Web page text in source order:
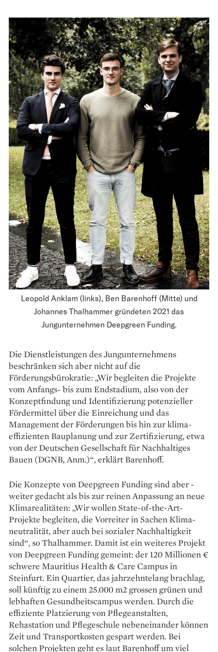
Leopold Anklam (links), Ben Barenhoff (Mitte) und
Johannes Thalhammer gründeten 2021 das
Jungunternehmen Deepgreen Funding.
Die Dienstleistungen des Jungunternehmens
beschränken sich aber nicht auf die
Förderungsbürokratie: „Wir begleiten die Projekte
vom Anfangs- bis zum End­stadium, also von der
Konzeptfindung und Identifizierung potenzieller
Fördermittel über die Einreichung und das
Management der Förderungen bis hin zur klima­
effizienten Bauplanung und zur Zertifizierung, etwa
von der Deutschen Gesellschaft für Nach­haltiges
Bauen (DGNB, Anm.)“, erklärt ­Barenhoff.
Die Konzepte von ­Deepgreen Funding sind aber ­
weiter ­gedacht als bis zur reinen An­passung an neue
Klimarealitäten: „Wir wollen State-of-the-Art-
Projekte begleiten, die Vorreiter in Sachen Klima­
neutralität, aber auch bei sozialer Nachhaltigkeit
sind“, so Thal­ham­mer. Damit ist ein weiteres ­Projekt
von Deepgreen Funding gemeint: der 120 Millionen €
schwere Mauritius Health & Care Campus in
Steinfurt. Ein Quartier, das jahrzehntelang brachlag,
soll künftig zu einem 25.000 m2 grossen grünen und
lebhaften Gesundheitscampus werden. Durch die
effiziente Platzierung von Pflegeanstalten,
Rehastation und Pflege­schule nebeneinander können
Zeit und Transportkosten gespart werden. Bei
solchen Projekten geht es laut Barenhoff um viel